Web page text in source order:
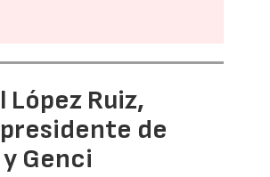
López Ruiz,
de
Genci